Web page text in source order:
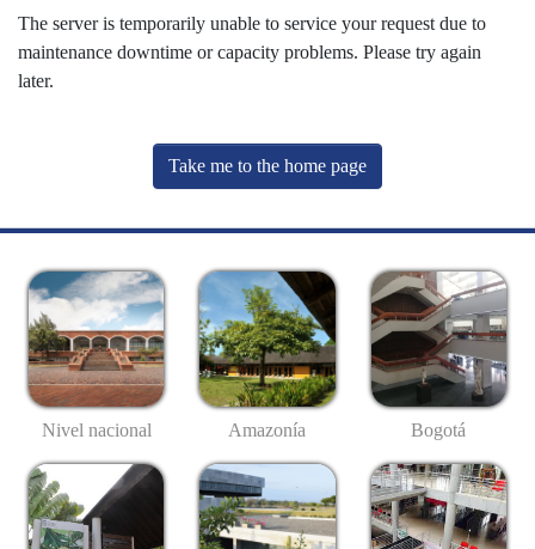
The server is temporarily unable to service your request due to
maintenance downtime or capacity problems. Please try again
later.
Take me to the home page
Nivel nacional Amazonía Bogotá